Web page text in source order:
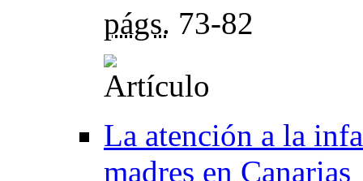
págs. 73-82
La atención a la
madres en Canarias